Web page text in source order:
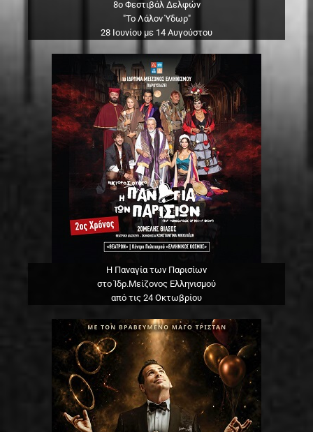
8ο Φεστιβάλ Δελφών
"Το Λάλον Ύδωρ"
28 Ιουνίου με 14 Αυγούστου
Η Παναγία των Παρισίων
στο Ίδρ.Μείζονος Ελληνισμού
από τις 24 Οκτωβρίου